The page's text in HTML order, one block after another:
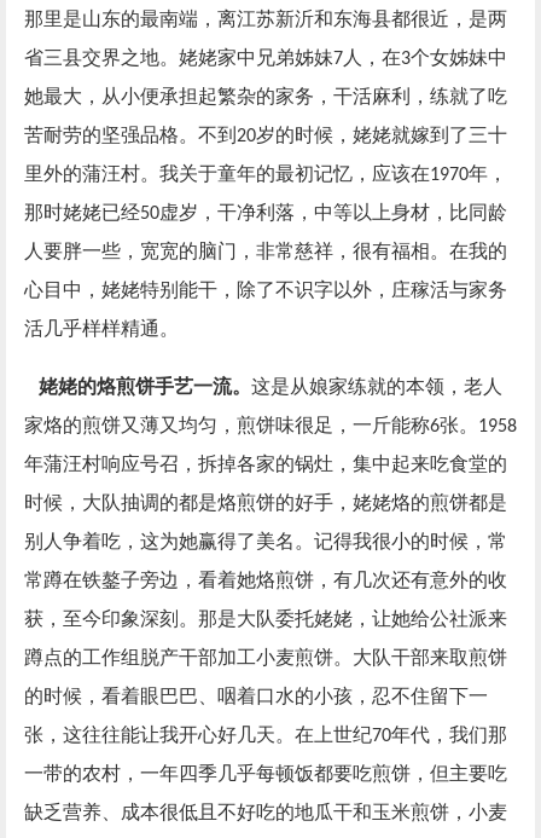
那里是山东的最南端，离江苏新沂和东海县都很近，是两
省三县交界之地。姥姥家中兄弟姊妹7 人，在3个女姊妹中
她最大，从小便承担起繁杂的家务，干活麻利，练就了吃
苦耐劳的坚强品格。不到 20岁的时候，姥姥就嫁到了三十
里外的蒲汪村。我关于童年的最初记忆，应该在1970年，
那时姥姥已经50虚岁，干净利落，中等以上身材，比同龄
人要胖一些，宽宽的脑门，非常慈祥，很有福相。在我的
心目中，姥姥特别能干，除了不识字以外，庄稼活与家务
活几乎样样精通。
姥姥的烙煎饼手艺一流。 这是从娘家练就的本领，老人
家烙的煎饼又薄又均匀，煎饼味很足，一斤能称6张。 1958
年蒲汪村响应号召，拆掉各家的锅灶，集中起来吃食堂的
时候，大队抽调的都是烙煎饼的好手，姥姥烙的煎饼都是
别人争着吃，这为她赢得了美名。记得我很小的时候，常
常蹲在铁鏊子旁边，看着她烙煎饼，有几次还有意外的收
获，至今印象深刻。那是大队委托姥姥，让她给公社派来
蹲点的工作组脱产干部加工小麦煎饼。大队干部来取煎饼
的时候，看着眼巴巴、咽着口水的小孩，忍不住留下一
张，这往往能让我开心好几天。在上世纪70年代，我们那
一带的农村，一年四季几乎每顿饭都要吃煎饼，但主要吃
缺乏营养、成本很低且不好吃的地瓜干和玉米煎饼，小麦